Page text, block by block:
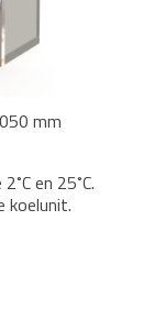
mm
en 25˚C.
koelunit.